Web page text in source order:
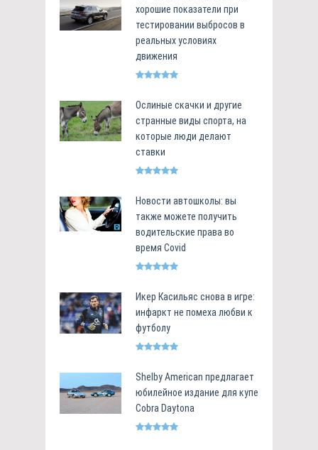
хорошие показатели при
тестировании выбросов в
реальных условиях
движения
Ослиные скачки и другие
странные виды спорта, на
которые люди делают
ставки
Новости автошколы: вы
также можете получить
водительские права во
время Covid
Икер Касильяс снова в игре:
инфаркт не помеха любви к
футболу
Shelby American предлагает
юбилейное издание для купе
Cobra Daytona